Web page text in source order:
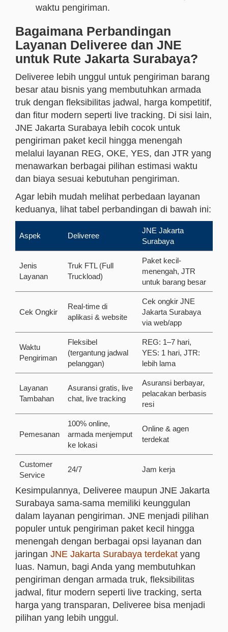
waktu pengiriman.
Bagaimana Perbandingan
Layanan Deliveree dan JNE
untuk Rute Jakarta Surabaya?
Deliveree lebih unggul untuk pengiriman barang
besar atau bisnis yang membutuhkan armada
truk dengan fleksibilitas jadwal, harga kompetitif,
dan fitur modern seperti live tracking. Di sisi lain,
JNE Jakarta Surabaya lebih cocok untuk
pengiriman paket kecil hingga menengah
melalui layanan REG, OKE, YES, dan JTR yang
menawarkan berbagai pilihan estimasi waktu
dan biaya sesuai kebutuhan pengiriman.
Agar lebih mudah melihat perbedaan layanan
keduanya, lihat tabel perbandingan di bawah ini:
Aspek Deliveree
JNE Jakarta
Surabaya
Jenis
Layanan
Truk FTL (Full
Truckload)
Paket kecil-
menengah, JTR
untuk barang besar
Cek Ongkir
Real-time di
aplikasi & website
Cek ongkir JNE
Jakarta Surabaya
via web/app
Waktu
Pengiriman
Fleksibel
(tergantung jadwal
pelanggan)
REG: 1–7 hari,
YES: 1 hari, JTR:
lebih lama
Layanan
Tambahan
Asuransi gratis, live
chat, live tracking
Asuransi berbayar,
pelacakan berbasis
resi
Pemesanan
100% online,
armada menjemput
ke lokasi
Online & agen
terdekat
Customer
Service
24/7 Jam kerja
Kesimpulannya, Deliveree maupun JNE Jakarta
Surabaya sama-sama memiliki keunggulan
dalam layanan pengiriman. JNE menjadi pilihan
populer untuk pengiriman paket kecil hingga
menengah dengan berbagai opsi layanan dan
jaringan JNE Jakarta Surabaya terdekat yang
luas. Namun, bagi Anda yang membutuhkan
pengiriman dengan armada truk, fleksibilitas
jadwal, fitur modern seperti live tracking, serta
harga yang transparan, Deliveree bisa menjadi
pilihan yang lebih unggul.